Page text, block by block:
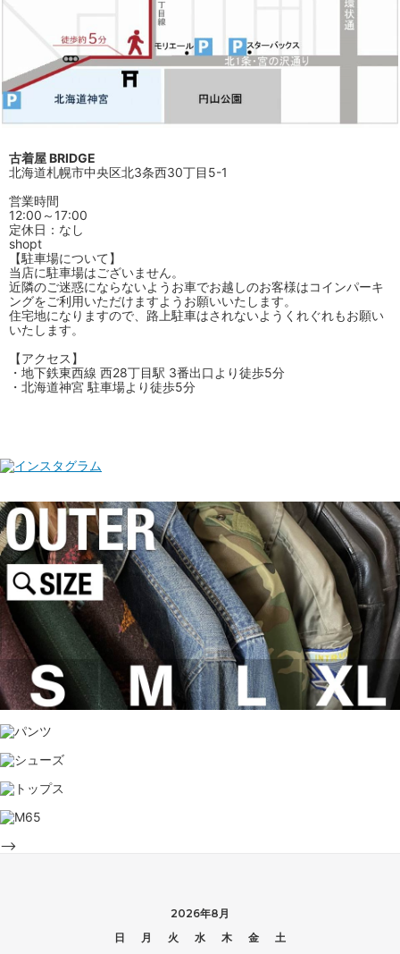
古着屋 BRIDGE
北海道札幌市中央区北3条西30丁目5-1
営業時間
12:00～17:00
定休日：なし
shopt
【駐車場について】
当店に駐車場はございません。
近隣のご迷惑にならないようお車でお越しのお客様はコインパーキ
ングをご利用いただけますようお願いいたします。
住宅地になりますので、路上駐車はされないようくれぐれもお願い
いたします。
【アクセス】
・地下鉄東西線 西28丁目駅 3番出口より徒歩5分
・北海道神宮 駐車場より徒歩5分
-->
2026年8月
日
月 火 水 木 金
土